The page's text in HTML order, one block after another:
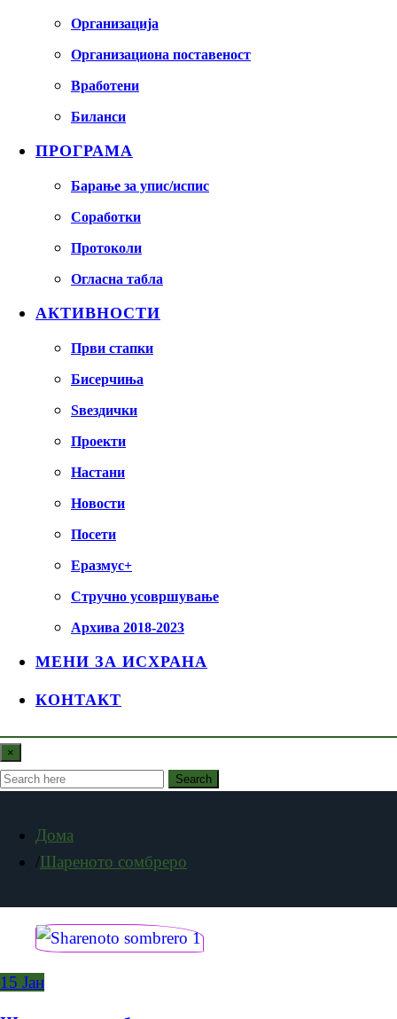
Организација
Организациона поставеност
Вработени
Биланси
ПРОГРАМА
Барање за упис/испис
Соработки
Протоколи
Огласна табла
АКТИВНОСТИ
Први стапки
Бисерчиња
Ѕвездички
Проекти
Настани
Новости
Посети
Еразмус+
Стручно усовршување
Архива 2018-2023
МЕНИ ЗА ИСХРАНА
КОНТАКТ
×
Search
Дома
Шареното сомбреро
15 Јан